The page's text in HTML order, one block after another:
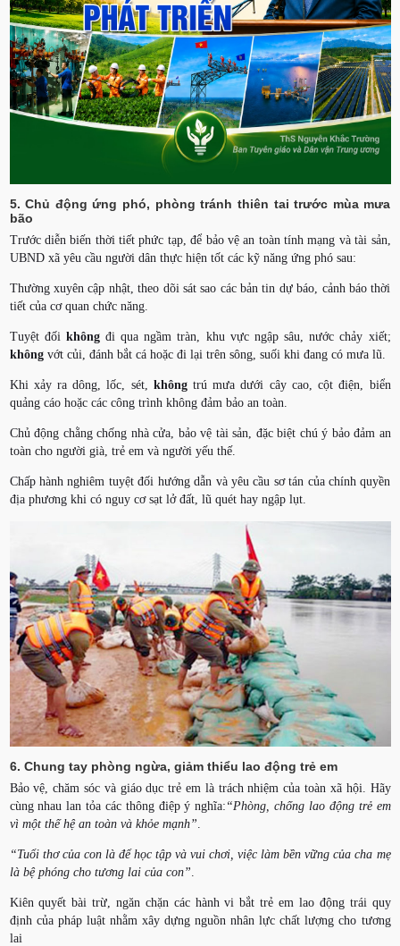
5. Chủ động ứng phó, phòng tránh thiên tai trước mùa mưa
bão
Trước diễn biến thời tiết phức tạp, để bảo vệ an toàn tính mạng và tài sản,
UBND xã yêu cầu người dân thực hiện tốt các kỹ năng ứng phó sau:
Thường xuyên cập nhật, theo dõi sát sao các bản tin dự báo, cảnh báo thời
tiết của cơ quan chức năng.
Tuyệt đối khôngđi qua ngầm tràn, khu vực ngập sâu, nước chảy xiết;
khôngvớt củi, đánh bắt cá hoặc đi lại trên sông, suối khi đang có mưa lũ.
Khi xảy ra dông, lốc, sét, khôngtrú mưa dưới cây cao, cột điện, biển
quảng cáo hoặc các công trình không đảm bảo an toàn.
Chủ động chằng chống nhà cửa, bảo vệ tài sản, đặc biệt chú ý bảo đảm an
toàn cho người già, trẻ em và người yếu thế.
Chấp hành nghiêm tuyệt đối hướng dẫn và yêu cầu sơ tán của chính quyền
địa phương khi có nguy cơ sạt lở đất, lũ quét hay ngập lụt.
6. Chung tay phòng ngừa, giảm thiểu lao động trẻ em
Bảo vệ, chăm sóc và giáo dục trẻ em là trách nhiệm của toàn xã hội. Hãy
cùng nhau lan tỏa các thông điệp ý nghĩa: “Phòng, chống lao động trẻ em
vì một thế hệ an toàn và khỏe mạnh”
“Tuổi thơ của con là để học tập và vui chơi, việc làm bền vững của cha mẹ
là bệ phóng cho tương lai của con”
Kiên quyết bài trừ, ngăn chặn các hành vi bắt trẻ em lao động trái quy
định của pháp luật nhằm xây dựng nguồn nhân lực chất lượng cho tương
lai